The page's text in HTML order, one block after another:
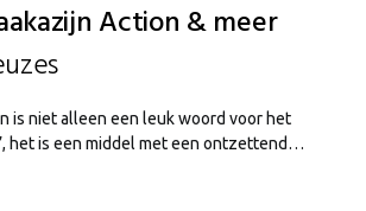
Action & meer
is niet alleen een leuk woord voor het
het is een middel met een ontzettend…